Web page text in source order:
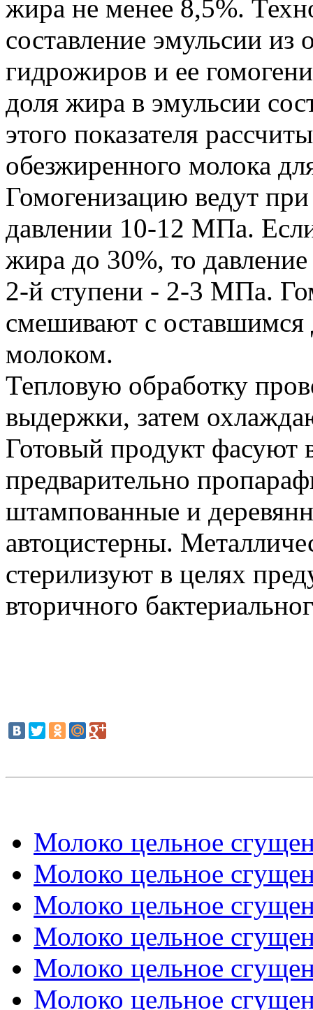
жира не менее 8,5%.
составление эмульсии
гидрожиров и ее
доля жира в эмульсии
этого показателя
обезжиренного молока
Гомогенизацию ведут
давлении 10-12 МПа.
жира до 30%, то
2-й ступени - 2-3 МПа.
смешивают с
молоком.
Тепловую обработку
выдержки, затем
Готовый продукт фасуют
предварительно
штампованные и
автоцистерны.
стерилизуют в целях
вторичного
Молоко цельное
Молоко цельное
Молоко цельное
Молоко цельное
Молоко цельное
Молоко цельное